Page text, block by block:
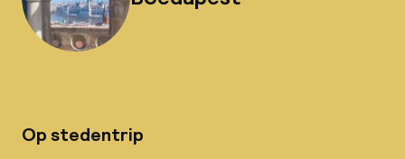
Op stedentrip